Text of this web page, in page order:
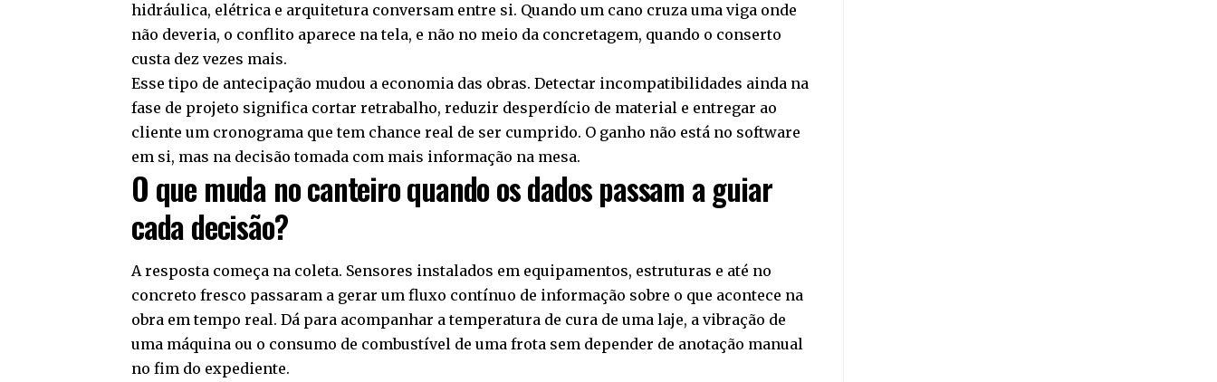
hidráulica, elétrica e arquitetura conversam entre si. Quando um cano cruza uma viga onde
não deveria, o conflito aparece na tela, e não no meio da concretagem, quando o conserto
custa dez vezes mais.
Esse tipo de antecipação mudou a economia das obras. Detectar incompatibilidades ainda na
fase de projeto significa cortar retrabalho, reduzir desperdício de material e entregar ao
cliente um cronograma que tem chance real de ser cumprido. O ganho não está no software
em si, mas na decisão tomada com mais informação na mesa.
O que muda no canteiro quando os dados passam a guiar
cada decisão?
A resposta começa na coleta. Sensores instalados em equipamentos, estruturas e até no
concreto fresco passaram a gerar um fluxo contínuo de informação sobre o que acontece na
obra em tempo real. Dá para acompanhar a temperatura de cura de uma laje, a vibração de
uma máquina ou o consumo de combustível de uma frota sem depender de anotação manual
no fim do expediente.